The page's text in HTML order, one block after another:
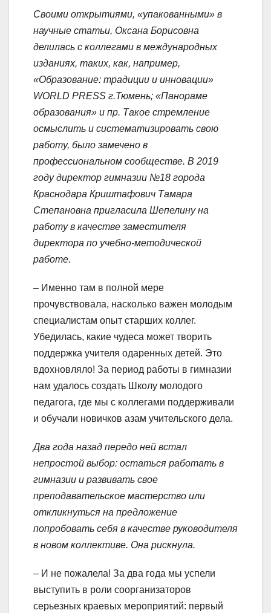
Своими открытиями, «упакованными» в
научные статьи, Оксана Борисовна
делилась с коллегами в международных
изданиях, таких, как, например,
«Образование: традиции и инновации»
WORLD PRESS г.Тюмень; «Панораме
образования» и пр. Такое стремление
осмыслить и систематизировать свою
работу, было замечено в
профессиональном сообществе. В 2019
году директор гимназии №18 города
Краснодара Криштафович Тамара
Степановна пригласила Шепелину на
работу в качестве заместителя
директора по учебно-методической
работе.
– Именно там в полной мере
прочувствовала, насколько важен молодым
специалистам опыт старших коллег.
Убедилась, какие чудеса может творить
поддержка учителя одаренных детей. Это
вдохновляло! За период работы в гимназии
нам удалось создать Школу молодого
педагога, где мы с коллегами поддерживали
и обучали новичков азам учительского дела.
Два года назад передо ней встал
непростой выбор: остаться работать в
гимназии и развивать свое
преподавательское мастерство или
откликнуться на предложение
попробовать себя в качестве руководителя
в новом коллективе. Она рискнула.
– И не пожалела! За два года мы успели
выступить в роли соорганизаторов
серьезных краевых мероприятий: первый